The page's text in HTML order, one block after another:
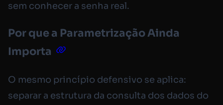
sem conhecer a senha real.
Por que a Parametrização Ainda
Importa
O mesmo princípio defensivo se aplica:
separar a estrutura da consulta dos dados do